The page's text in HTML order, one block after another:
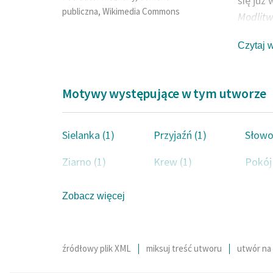
publiczna, Wikimedia Commons
Ważną
Czytaj
Motywy występujące w tym utworze
Sielanka (1) Przyjaźń (1)
Ziarno (1)
Krew (1)
Zobacz więcej
źródłowy plik XML miksuj treść utworu utwór na